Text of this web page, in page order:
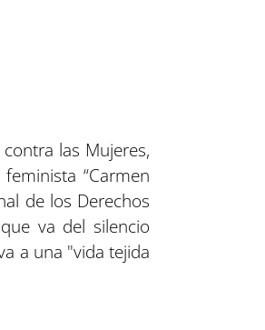
las Mujeres,
“Carmen
de los Derechos
va del silencio
a una "vida tejida